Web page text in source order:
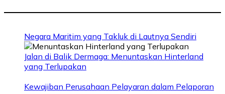
Negara Maritim yang Takluk di Lautnya Sendiri
Jalan di Balik Dermaga: Menuntaskan Hinterland
yang Terlupakan
Kewajiban Perusahaan Pelayaran dalam Pelaporan